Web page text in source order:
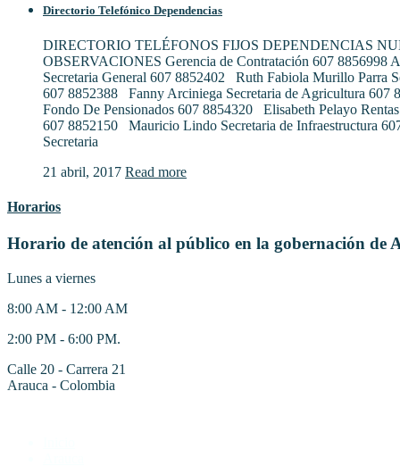
Directorio Telefónico Dependencias
DIRECTORIO TELÉFONOS FIJOS DEPENDENCIAS
OBSERVACIONES Gerencia de Contratación 607 8856998
Secretaria General 607 8852402 Ruth Fabiola Murillo Parra
607 8852388 Fanny Arciniega Secretaria de Agricultura 607
Fondo De Pensionados 607 8854320 Elisabeth Pelayo
607 8852150 Mauricio Lindo Secretaria de Infraestructura
Secretaria
21 abril, 2017 Read more
Horarios
Horario de atención al público en la gobernación de
Lunes a viernes
8:00 AM - 12:00 AM
2:00 PM - 6:00 PM.
Calle 20 - Carrera 21
Arauca - Colombia